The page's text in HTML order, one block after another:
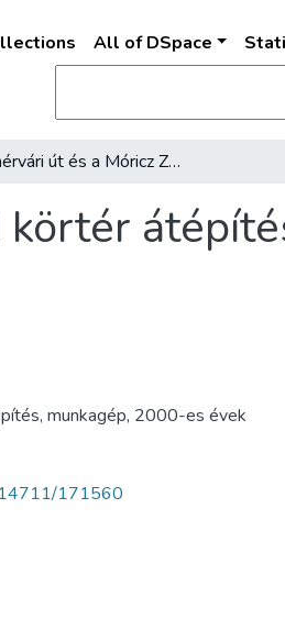
All of DSpace
[Fehérvári út és a Móricz Zsigmond körtér átépítése]
, munkagép, 2000-es évek
171560